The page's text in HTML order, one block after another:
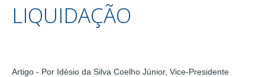
LIQUIDAÇÃO
Artigo - Por Idésio da Silva Coelho Júnior, Vice-Presidente